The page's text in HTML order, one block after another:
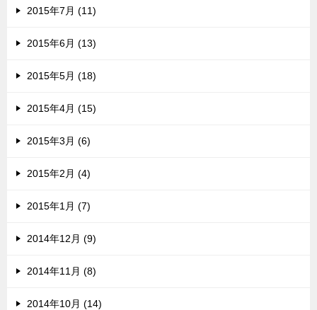
2015年7月 (11)
2015年6月 (13)
2015年5月 (18)
2015年4月 (15)
2015年3月 (6)
2015年2月 (4)
2015年1月 (7)
2014年12月 (9)
2014年11月 (8)
2014年10月 (14)